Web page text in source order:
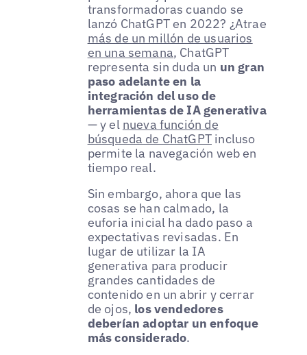
transformadoras cuando se
lanzó ChatGPT en 2022? ¿Atrae
más de un millón de usuarios
en una semana, ChatGPT
representa sin duda un un gran
paso adelante en la
integración del uso de
herramientas de IA generativa
— y el nueva función de
búsqueda de ChatGPT incluso
permite la navegación web en
tiempo real.
Sin embargo, ahora que las
cosas se han calmado, la
euforia inicial ha dado paso a
expectativas revisadas. En
lugar de utilizar la IA
generativa para producir
grandes cantidades de
contenido en un abrir y cerrar
de ojos, los vendedores
deberían adoptar un enfoque
más considerado.